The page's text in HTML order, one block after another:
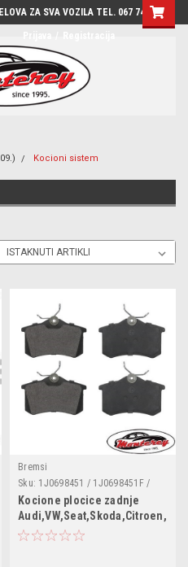
ZA SVA VOZILA TEL. 067 7444-780
Kocioni sistem
Bremsi
Sku: 1J0698451 / 1J0698451F /
1J0698451J / 1J0698451P /
JZW698451A / 1J0698451M /
1J0698451S / 1J0698451B /
1J0698451D / 1J0 698451E /
Kocione plocice zadnje